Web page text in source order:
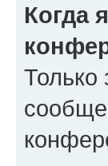
Когда
Только